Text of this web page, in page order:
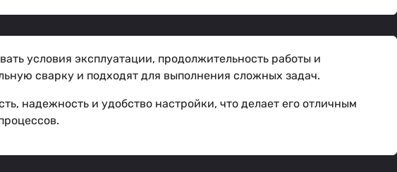
условия эксплуатации, продолжительность работы и
сварку и подходят для выполнения сложных задач.
надежность и удобство настройки, что делает его отличным